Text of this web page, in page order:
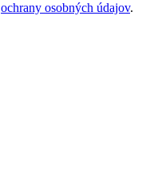
ochrany osobných údajov.